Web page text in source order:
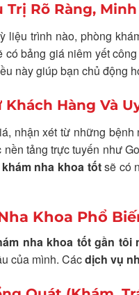
Trị Rõ Ràng,
liệu trình nào, phòng
có bảng giá niêm yết
này giúp bạn chủ động
Khách Hàng Và
nhận xét từ những
tảng trực tuyến như
nha khoa tốtsẽ có
Khoa Phổ
nha khoa tốt gần tôi
của mình. Cácdịch vụ